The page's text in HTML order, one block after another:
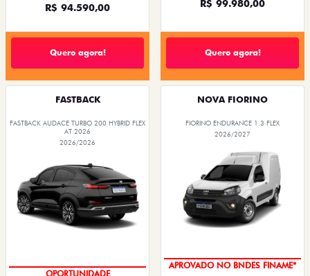
R$ 94.590,00
Quero agora!
R$ 99.980,00
Quero agora!
FASTBACK
FASTBACK AUDACE TURBO 200 HYBRID FLEX
AT 2026
2026/2026
OPORTUNIDADE
NOVA FIORINO
FIORINO ENDURANCE 1.3 FLEX
2026/2027
APROVADO NO BNDES FINAME*